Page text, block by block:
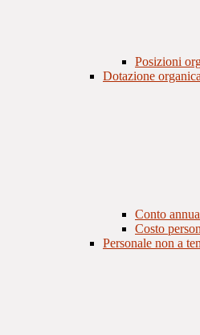
Posizioni
Dotazione organica
Conto
Costo
Personale non a